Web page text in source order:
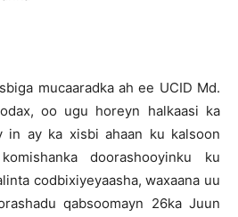
mucaaradka ah ee UCID Md.
oo ugu horeyn halkaasi ka
in ay ka xisbi ahaan ku kalsoon
doorashooyinku ku
codbixiyeyaasha, waxaana uu
qabsoomayn 26ka Juun